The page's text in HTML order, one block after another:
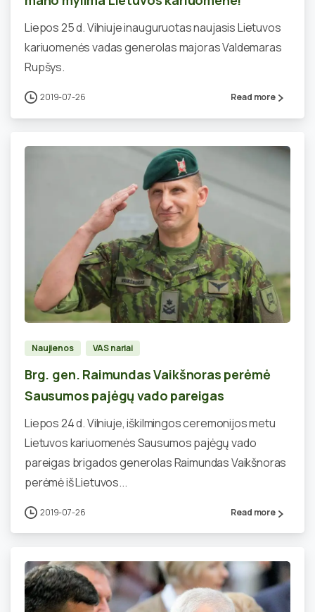
Liepos 25 d. Vilniuje inauguruotas naujasis Lietuvos
kariuomenės vadas generolas majoras Valdemaras
Rupšys.
2019-07-26 Read more
0
Naujienos VAS nariai
Brg. gen. Raimundas Vaikšnoras perėmė
Sausumos pajėgų vado pareigas
Liepos 24 d. Vilniuje, iškilmingos ceremonijos metu
Lietuvos kariuomenės Sausumos pajėgų vado
pareigas brigados generolas Raimundas Vaikšnoras
perėmė iš Lietuvos...
2019-07-26 Read more